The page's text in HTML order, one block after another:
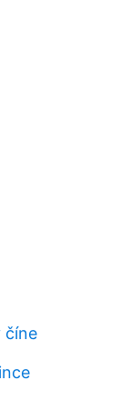
číne